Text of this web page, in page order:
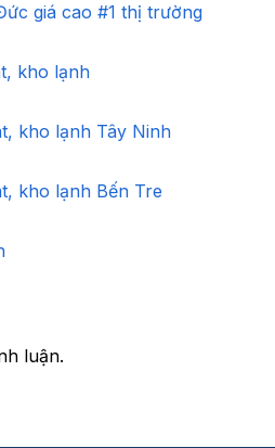
giá cao #1 thị trường
kho lạnh
kho lạnh Tây Ninh
kho lạnh Bến Tre
luận.